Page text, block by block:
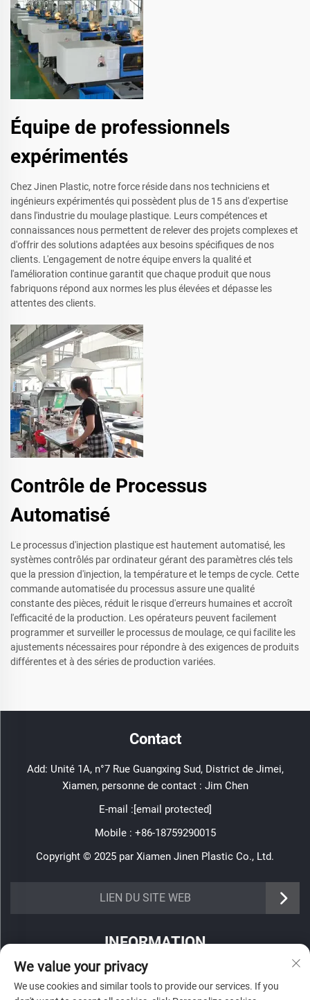
Équipe de professionnels
expérimentés
Chez Jinen Plastic, notre force réside dans nos techniciens et
ingénieurs expérimentés qui possèdent plus de 15 ans d'expertise
dans l'industrie du moulage plastique. Leurs compétences et
connaissances nous permettent de relever des projets complexes et
d'offrir des solutions adaptées aux besoins spécifiques de nos
clients. L'engagement de notre équipe envers la qualité et
l'amélioration continue garantit que chaque produit que nous
fabriquons répond aux normes les plus élevées et dépasse les
attentes des clients.
Contrôle de Processus
Automatisé
Le processus d'injection plastique est hautement automatisé, les
systèmes contrôlés par ordinateur gérant des paramètres clés tels
que la pression d'injection, la température et le temps de cycle. Cette
commande automatisée du processus assure une qualité
constante des pièces, réduit le risque d'erreurs humaines et accroît
l'efficacité de la production. Les opérateurs peuvent facilement
programmer et surveiller le processus de moulage, ce qui facilite les
ajustements nécessaires pour répondre à des exigences de produits
différentes et à des séries de production variées.
Contact
Add: Unité 1A, n°7 Rue Guangxing Sud, District de Jimei,
Xiamen, personne de contact : Jim Chen
E-mail :[email protected]
Mobile : +86-18759290015
Copyright © 2025 par Xiamen Jinen Plastic Co., Ltd.
LIEN DU SITE WEB
https://www.jinenplastic.com/service
https://www.jinenplastic.com/projects
INFORMATION
Inscrivez-vous pour recevoir notre newsletter hebdomadaire
We value your privacy
We use cookies and similar tools to provide our services. If you